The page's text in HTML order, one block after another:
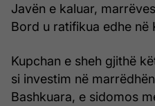
Javën e kaluar,
Bord u ratifikua edhe në
Kupchan e sheh gjithë
si investim në
Bashkuara, e sidomos